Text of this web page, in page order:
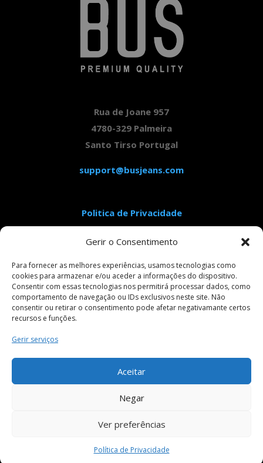
Gerir o Consentimento
Para fornecer as melhores experiências, usamos tecnologias como
cookies para armazenar e/ou aceder a informações do dispositivo.
Consentir com essas tecnologias nos permitirá processar dados, como
comportamento de navegação ou IDs exclusivos neste site. Não
consentir ou retirar o consentimento pode afetar negativamante certos
recursos e funções.
Gerir serviços
Aceitar
Negar
Ver preferências
Política de Privacidade
Rua de Joane 957
4780-329 Palmeira
Santo Tirso Portugal
support@busjeans.com
Politica de Privacidade
Aviso Legal
Condições Gerais de Venda
Livro de Reclamações
Pagamentos Seguros
Siga-nos em: